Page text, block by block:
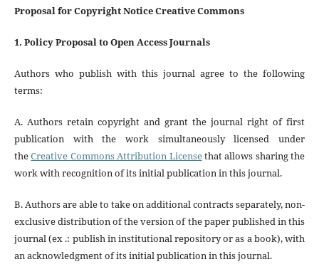
Proposal for Copyright Notice Creative Commons
1. Policy Proposal to Open Access Journals
Authors who publish with this journal agree to the following
terms:
A. Authors retain copyright and grant the journal right of first
publication with the work simultaneously licensed under
theCreative Commons Attribution Licensethat allows sharing the
work with recognition of its initial publication in this journal.
B. Authors are able to take on additional contracts separately, non-
exclusive distribution of the version of the paper published in this
journal (ex .: publish in institutional repository or as a book), with
an acknowledgment of its initial publication in this journal.